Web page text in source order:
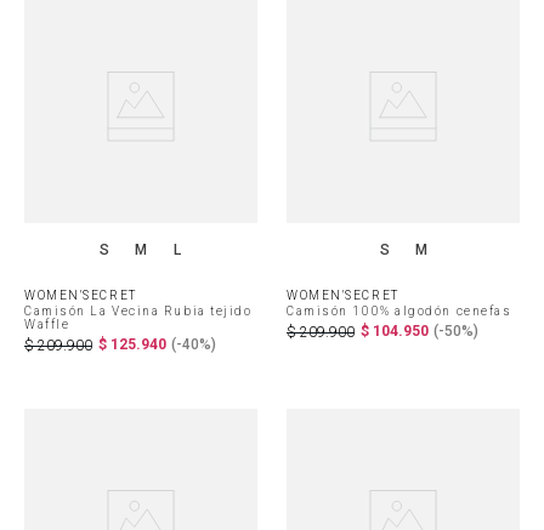
S M L
WOMEN'SECRET
Camisón La Vecina Rubia tejido
Waffle
$ 209.900 $ 125.940 (-40%)
S M
WOMEN'SECRET
Camisón 100% algodón cenefas
$ 209.900 $ 104.950 (-50%)